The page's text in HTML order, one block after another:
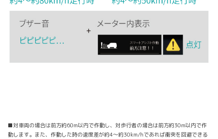
■対車両の場合は前方約60m以内で作動し、対歩行者の場合は前方約30m以内で作
動します。また、作動した時の速度差が約4～約30km/hであれば衝突を回避できる